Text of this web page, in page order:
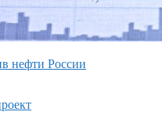
нефти России